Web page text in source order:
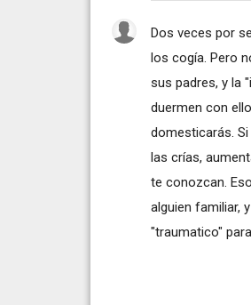
Dos veces por
los cogía. Pero
sus padres, y la
duermen con
domesticarás.
las crías,
te conozcan.
alguien familiar,
"traumatico"